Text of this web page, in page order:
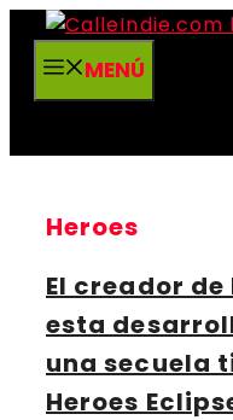
Saltar
contenidoMENÚ
Heroes
El creador de
esta
una secuela
Heroes